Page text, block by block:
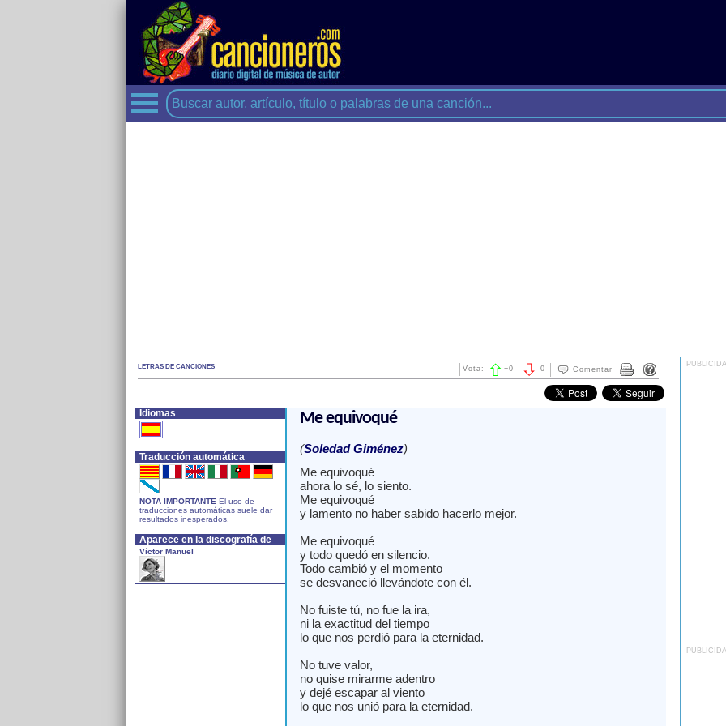
LETRAS DE CANCIONES Comentar
-0
Vota: +0
Idiomas
Traducción automática
NOTA IMPORTANTE El uso de
traducciones automáticas suele dar
resultados inesperados.
Aparece en la discografía de
Víctor Manuel
Me equivoqué
(Soledad Giménez)
Me equivoqué
ahora lo sé, lo siento.
Me equivoqué
y lamento no haber sabido hacerlo mejor.
Me equivoqué
y todo quedó en silencio.
Todo cambió y el momento
se desvaneció llevándote con él.
No fuiste tú, no fue la ira,
ni la exactitud del tiempo
lo que nos perdió para la eternidad.
No tuve valor,
no quise mirarme adentro
y dejé escapar al viento
lo que nos unió para la eternidad.